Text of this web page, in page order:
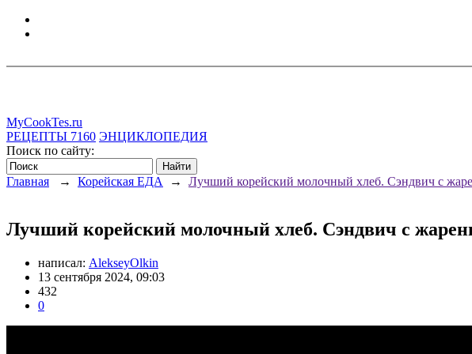
MyCookTes.ru
РЕЦЕПТЫ 7160 ЭНЦИКЛОПЕДИЯ
Поиск по сайту:
Главная → Корейская ЕДА → Лучший корейский молочный хлеб. Сэндвич с
Лучший корейский молочный хлеб. Сэндвич с
написал: AlekseyOlkin
13 сентября 2024, 09:03
432
0